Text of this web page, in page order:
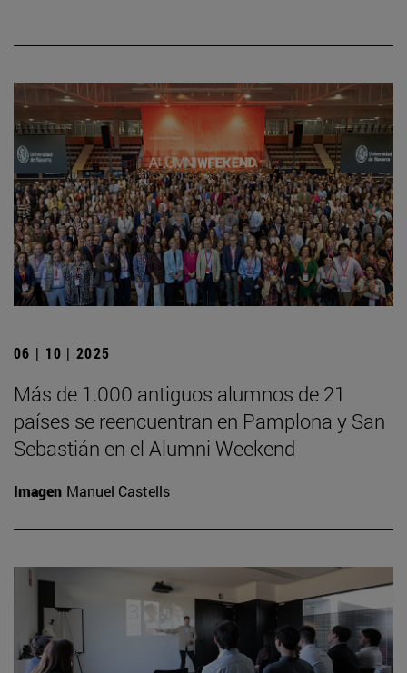
06 | 10 | 2025
Más de 1.000 antiguos alumnos de 21
países se reencuentran en Pamplona y San
Sebastián en el Alumni Weekend
Imagen Manuel Castells